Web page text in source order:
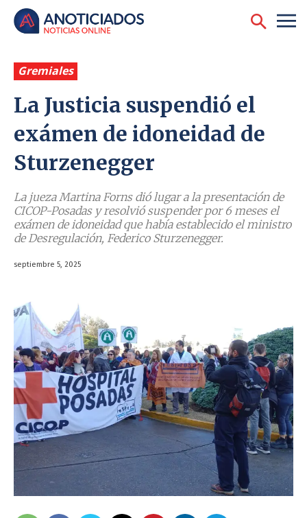
Gremiales
La Justicia suspendió el
exámen de idoneidad de
Sturzenegger
La jueza Martina Forns dió lugar a la presentación de
CICOP-Posadas y resolvió suspender por 6 meses el
exámen de idoneidad que había establecido el ministro
de Desregulación, Federico Sturzenegger.
septiembre 5, 2025